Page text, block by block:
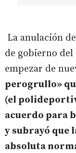
La anulación
de gobierno del
empezar de
perogrullo»
(el
acuerdo para
y subrayó que
absoluta